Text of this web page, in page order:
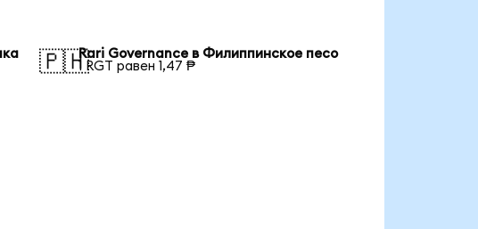
🇵🇭Rari Governance в Филиппинское песо
1 RGT равен 1,47 ₱